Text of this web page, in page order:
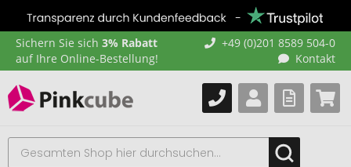
Sichern Sie sich 3% Rabatt
auf Ihre Online-Bestellung!
+49 (0)201 8589 504-0
Kontakt